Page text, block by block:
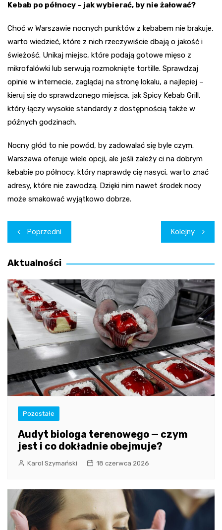
Kebab po północy – jak wybierać, by nie żałować?
Choć w Warszawie nocnych punktów z kebabem nie brakuje,
warto wiedzieć, które z nich rzeczywiście dbają o jakość i
świeżość. Unikaj miejsc, które podają gotowe mięso z
mikrofalówki lub serwują rozmoknięte tortille. Sprawdzaj
opinie w internecie, zaglądaj na stronę lokalu, a najlepiej –
kieruj się do sprawdzonego miejsca, jak Spicy Kebab Grill,
który łączy wysokie standardy z dostępnością także w
późnych godzinach.
Nocny głód to nie powód, by zadowalać się byle czym.
Warszawa oferuje wiele opcji, ale jeśli zależy ci na dobrym
kebabie po północy, który naprawdę cię nasyci, warto znać
adresy, które nie zawodzą. Dzięki nim nawet środek nocy
może smakować wyjątkowo dobrze.
Nawigacja
wpisu
Poprzedni Kolejny
Aktualności
Pozostałe
Audyt biologa terenowego — czym
jest i co dokładnie obejmuje?
Karol Szymański 18 czerwca 2026